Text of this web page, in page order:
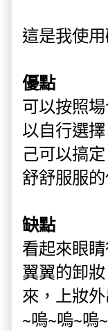
這是我使
優點
可以按照
以自行選
己可以搞
舒舒服服的
缺點
看起來眼
翼翼的卸
來，上妝
~嗚~嗚~嗚~